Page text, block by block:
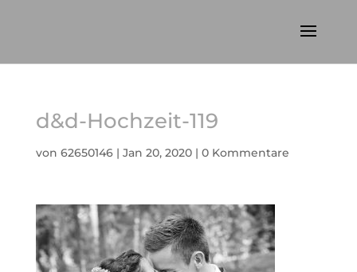
d&d-Hochzeit-119
von 62650146| Jan 20, 2020| 0 Kommentare